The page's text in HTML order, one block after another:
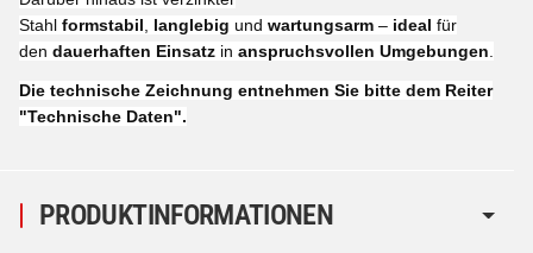
PRODUKTINFORMATIONEN
Stahl formstabil langlebig und wartungsarm – ideal für
den dauerhaften Einsatz in anspruchsvollen Umgebungen
Die technische Zeichnung entnehmen Sie bitte dem Reiter
"Technische Daten".